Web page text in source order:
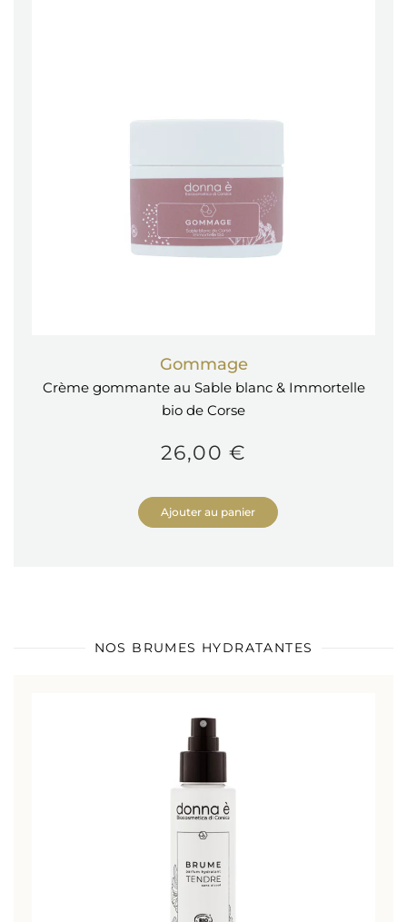
Gommage
Crème gommante au Sable blanc & Immortelle
bio de Corse
26,00 €
Ajouter au panier
NOS BRUMES HYDRATANTES